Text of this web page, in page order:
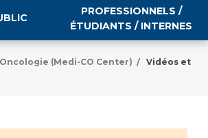
pratiques
PROFESSIONNELS /
ÉTUDIANTS / INTERNES
(Medi-CO Center) /
Vidéos et